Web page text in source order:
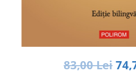
83,00 Lei